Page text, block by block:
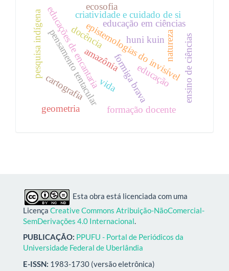
formiga brava
amazônia
educações de encantariaepistemologias do invisível
educação
pensamento tentacular
docência
vida
educação em ciências
ensino de ciências
criatividade e cuidado de si
ecosofia
cartografia
pesquisa indígena huni kuinnatureza
formação docente
geometria
Esta obra está licenciada com uma
Licença Creative Commons Atribuição-NãoComercial-
SemDerivações 4.0 Internacional.
PUBLICAÇÃO: PPUFU - Portal de Periódicos da
Universidade Federal de Uberlândia
E-ISSN: 1983-1730 (versão eletrônica)